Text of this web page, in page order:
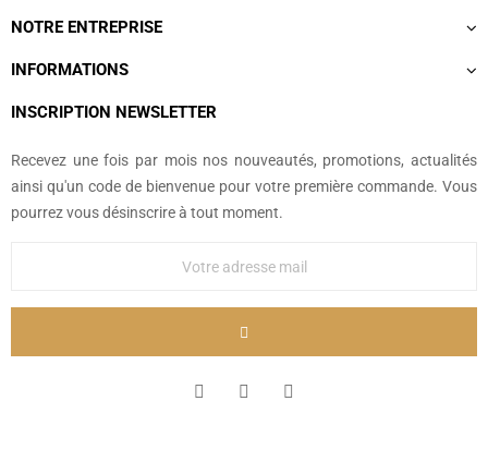
NOTRE ENTREPRISE
INFORMATIONS
INSCRIPTION NEWSLETTER
Recevez une fois par mois nos nouveautés, promotions, actualités
ainsi qu'un code de bienvenue pour votre première commande. Vous
pourrez vous désinscrire à tout moment.